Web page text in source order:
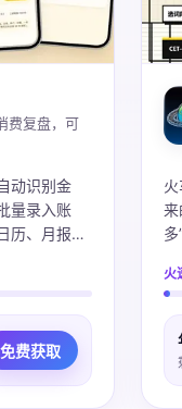
费复盘，可
动识别金
量录入账
历、月报、
支付宝
免费获取
来
词
馈
火